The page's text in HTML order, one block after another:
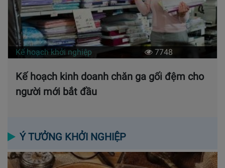
Kế hoạch khởi nghiệp 7748
Kế hoạch kinh doanh chăn ga gối đệm cho
người mới bắt đầu
Ý TƯỞNG KHỞI NGHIỆP